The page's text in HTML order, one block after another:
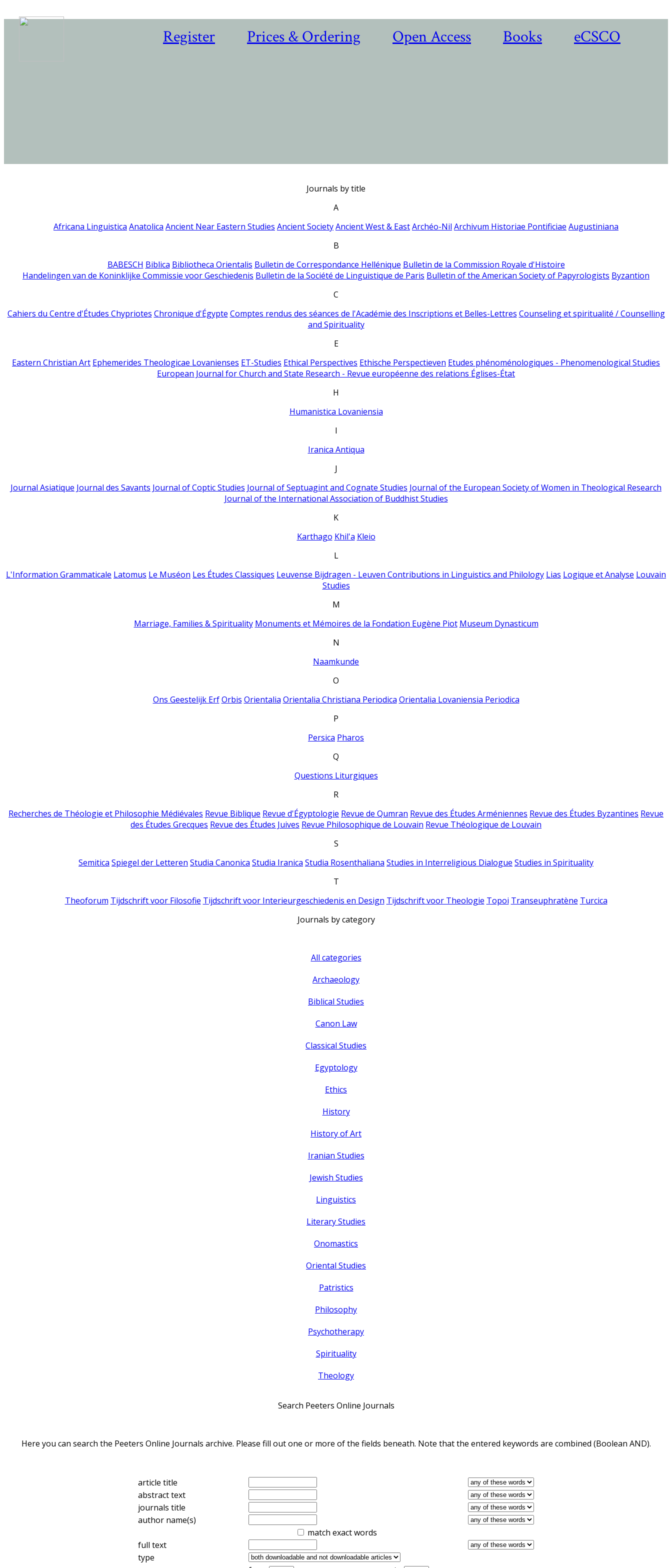
Register Prices & Ordering Open Access Books eCSCO
Journals by title
A
Africana Linguistica Anatolica Ancient Near Eastern Studies Ancient SocietyAncient West & EastArchéo-Nil Archivum Historiae Pontificiae Augustiniana
B
BABESCH Biblica Bibliotheca Orientalis Bulletin de Correspondance Hellénique Bulletin de la Commission Royale d'Histoire
Handelingen van de Koninklijke Commissie voor Geschiedenis Bulletin de la Société de Linguistique de Paris Bulletin of the American Society of Papyrologists Byzantion
C
Cahiers du Centre d'Études Chypriotes Chronique d'Égypte Comptes rendus des séances de l'Académie des Inscriptions et Belles-Lettres Counseling et spiritualité / Counselling
and Spirituality
E
Eastern Christian Art Ephemerides Theologicae Lovanienses ET-Studies Ethical Perspectives Ethische Perspectieven Etudes phénoménologiques - Phenomenological Studies
European Journal for Church and State Research - Revue européenne des relations Églises-État
H
Humanistica Lovaniensia
I
Iranica Antiqua
J
Journal Asiatique Journal des Savants Journal of Coptic Studies Journal of Septuagint and Cognate Studies Journal of the European Society of Women in Theological Research
Journal of the International Association of Buddhist Studies
K
Karthago Khil'a Kleio
L
L'Information Grammaticale Latomus Le Muséon Les Études Classiques Leuvense Bijdragen - Leuven Contributions in Linguistics and Philology Lias Logique et Analyse Louvain
Studies
M
Marriage, Families & Spirituality Monuments et Mémoires de la Fondation Eugène Piot Museum Dynasticum
N
Naamkunde
O
Ons Geestelijk Erf Orbis Orientalia Orientalia Christiana Periodica Orientalia Lovaniensia Periodica
P
Persica Pharos
Q
Questions Liturgiques
R
Recherches de Théologie et Philosophie Médiévales Revue Biblique Revue d'Égyptologie Revue de Qumran Revue des Études Arméniennes Revue des Études Byzantines Revue
des Études Grecques Revue des Études Juives Revue Philosophique de Louvain Revue Théologique de Louvain
S
Semitica Spiegel der Letteren Studia Canonica Studia Iranica Studia Rosenthaliana Studies in Interreligious Dialogue Studies in Spirituality
T
Theoforum Tijdschrift voor Filosofie Tijdschrift voor Interieurgeschiedenis en Design Tijdschrift voor Theologie Topoi Transeuphratène Turcica
Journals by category
All categories
Archaeology
Biblical Studies
Canon Law
Classical Studies
Egyptology
Ethics
History
History of Art
Iranian Studies
Jewish Studies
Linguistics
Literary Studies
Onomastics
Oriental Studies
Patristics
Philosophy
Psychotherapy
Spirituality
Theology
Search Peeters Online Journals
Here you can search the Peeters Online Journals archive. Please fill out one or more of the fields beneath. Note that the entered keywords are combined (Boolean AND).
article title
abstract text
journals title
author name(s)
match exact words
full text
type